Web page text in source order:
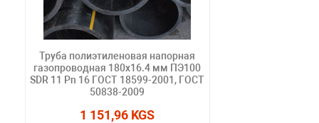
Труба полиэтиленовая напорная
газопроводная 180х16.4 мм ПЭ100
SDR 11 Pn 16 ГОСТ 18599-2001, ГОСТ
50838-2009
1 151,96 KGS